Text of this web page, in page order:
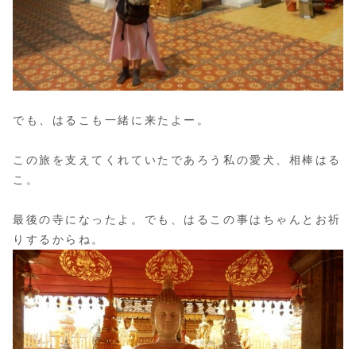
でも、はるこも一緒に来たよー。
この旅を支えてくれていたであろう私の愛犬、相棒はる
こ。
最後の寺になったよ。でも、はるこの事はちゃんとお祈
りするからね。